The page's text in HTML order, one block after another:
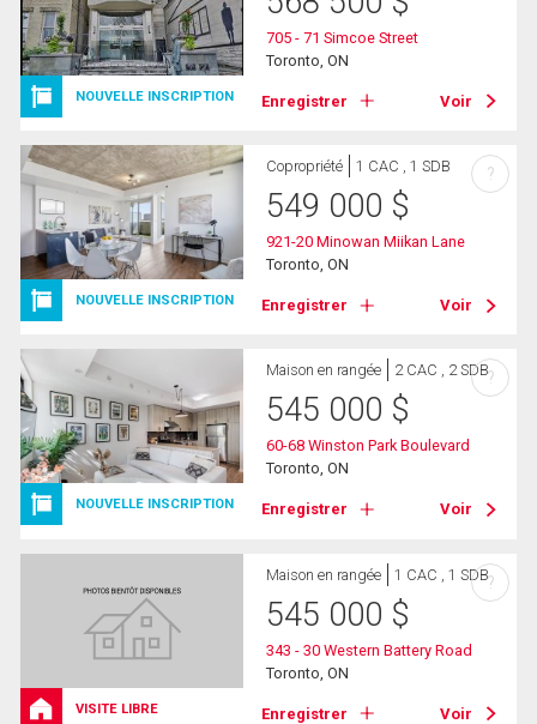
NOUVELLE INSCRIPTION
705 - 71 Simcoe Street
Toronto, ON
Enregistrer Voir
NOUVELLE INSCRIPTION
Copropriété 1 CAC , 1 SDB
549 000 $
921-20 Minowan Miikan Lane
Toronto, ON
Enregistrer Voir
?
NOUVELLE INSCRIPTION
Maison en rangée 2 CAC , 2 SDB
545 000 $
60-68 Winston Park Boulevard
Toronto, ON
Enregistrer Voir
?
VISITE LIBRE
Maison en rangée 1 CAC , 1 SDB
545 000 $
343 - 30 Western Battery Road
Toronto, ON
Enregistrer Voir
?